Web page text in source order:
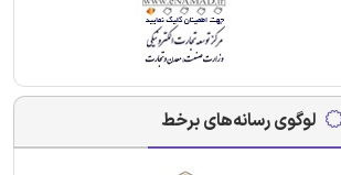
لوگوی رسانه‌های برخط